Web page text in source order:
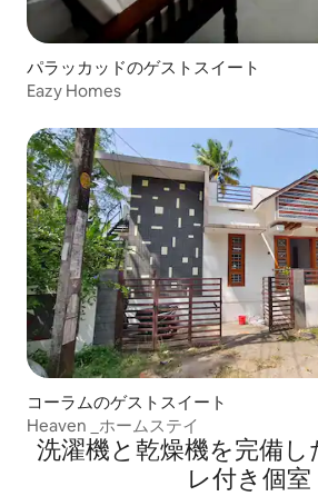
パラッカッドのゲストスイート
Eazy Homes
コーラムのゲストスイート
Heaven _ホームステイ
洗濯機と乾燥機を完備し
レ付き個室